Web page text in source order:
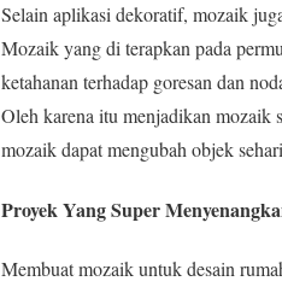
Selain aplikasi dekoratif, mozaik
Mozaik yang di terapkan pada
ketahanan terhadap goresan dan
Oleh karena itu menjadikan mozaik
mozaik dapat mengubah objek
Proyek Yang Super
Membuat mozaik untuk desain